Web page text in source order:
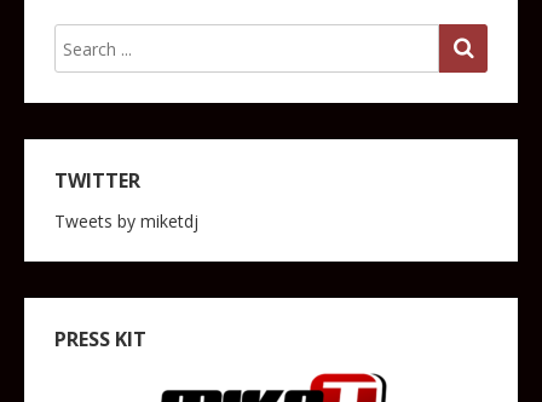
TWITTER
Tweets by miketdj
PRESS KIT